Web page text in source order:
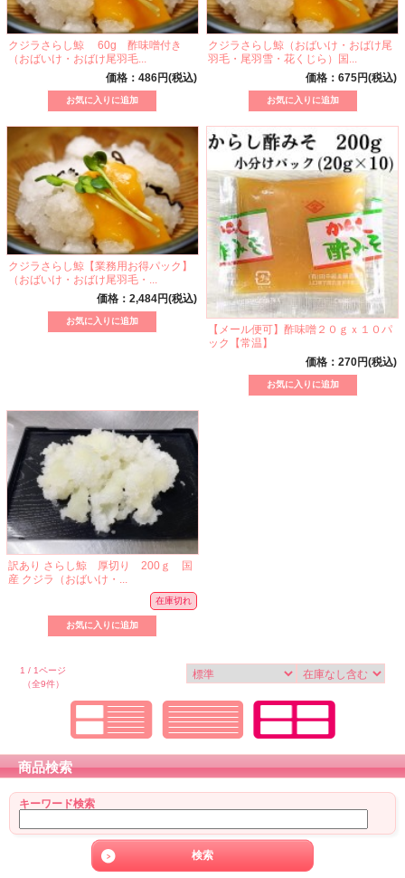
クジラさらし鯨 60g 酢味噌付き
（おばいけ・おばけ尾羽毛...
価格：486円(税込)
クジラさらし鯨（おばいけ・おばけ尾
羽毛・尾羽雪・花くじら）国...
価格：675円(税込)
クジラさらし鯨【業務用お得パック】
（おばいけ・おばけ尾羽毛・...
価格：2,484円(税込)
【メール便可】酢味噌２０ｇｘ１０パ
ック【常温】
価格：270円(税込)
訳あり さらし鯨 厚切り 200ｇ 国
産 クジラ（おばいけ・...
在庫切れ
1 / 1ページ
（全9件）
商品検索
キーワード検索